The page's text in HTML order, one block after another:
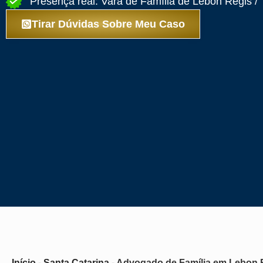
Tirar Dúvidas Sobre Meu Caso